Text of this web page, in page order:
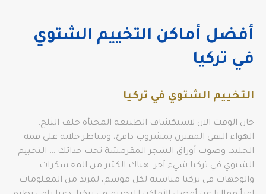
أفضل أماكن التخييم الشتوي
في تركيا
التخييم الشتوي في تركيا
حان الوقت الآن لاستكشاف الطبيعة المخبأة خلف الثلج.
الهواء النقي المقترن بمشروب دافئ، ومناظر خلابة على قمة
الجليد، وصوت أوراق الشجر المقرمشة تحت حذائك … التخييم
الشتوي في تركيا شيء آخر. هناك الكثير من المعسكرات
والوجهات في تركيا مناسبة لكل موسم، لمزيد من المعلومات